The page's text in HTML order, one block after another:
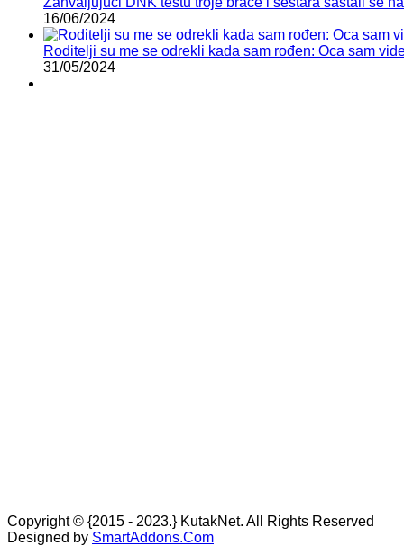
16/06/2024
Roditelji su me se odrekli kada sam rođen: Oca sam
31/05/2024
Copyright © {2015 - 2023.} KutakNet. All Rights Reserved
Designed by SmartAddons.Com